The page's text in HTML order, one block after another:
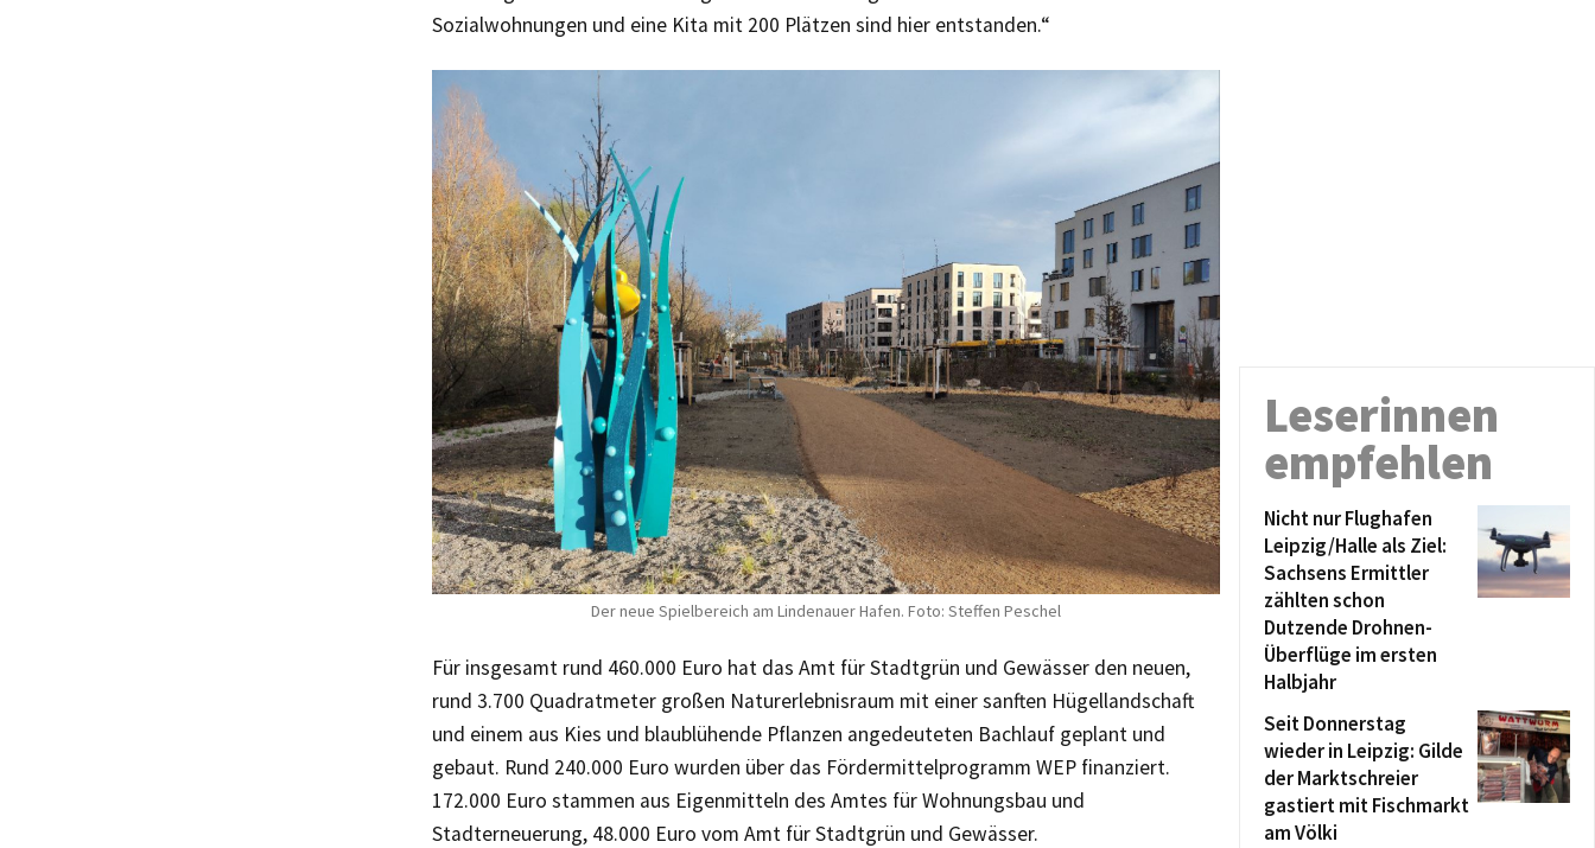
Sozialwohnungen und eine Kita mit 200 Plätzen sind hier entstanden.“
Der neue Spielbereich am Lindenauer Hafen. Foto: Steffen Peschel
Für insgesamt rund 460.000 Euro hat das Amt für Stadtgrün und Gewässer den neuen,
rund 3.700 Quadratmeter großen Naturerlebnisraum mit einer sanften Hügellandschaft
und einem aus Kies und blaublühende Pflanzen angedeuteten Bachlauf geplant und
gebaut. Rund 240.000 Euro wurden über das Fördermittelprogramm WEP finanziert.
172.000 Euro stammen aus Eigenmitteln des Amtes für Wohnungsbau und
Stadterneuerung, 48.000 Euro vom Amt für Stadtgrün und Gewässer.
Leserinnen
empfehlen
Nicht nur Flughafen
Leipzig/Halle als Ziel:
Sachsens Ermittler
zählten schon
Dutzende Drohnen-
Überflüge im ersten
Halbjahr
Seit Donnerstag
wieder in Leipzig: Gilde
der Marktschreier
gastiert mit Fischmarkt
am Völki